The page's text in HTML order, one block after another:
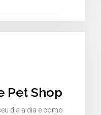
Pet Shop
dia a dia e como